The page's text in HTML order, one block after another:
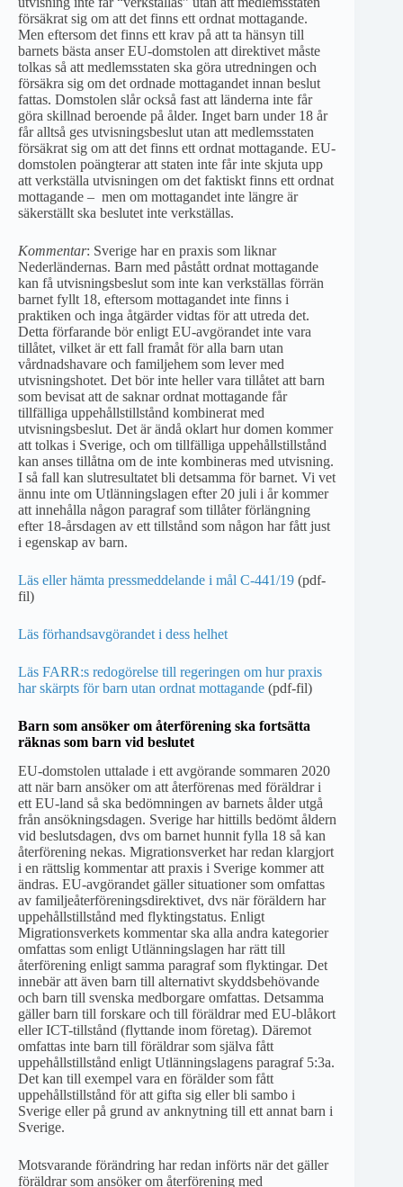
försäkrat sig om att det finns ett ordnat mottagande.
Men eftersom det finns ett krav på att ta hänsyn till
barnets bästa anser EU-domstolen att direktivet måste
tolkas så att medlemsstaten ska göra utredningen och
försäkra sig om det ordnade mottagandet innan beslut
fattas. Domstolen slår också fast att länderna inte får
göra skillnad beroende på ålder. Inget barn under 18 år
får alltså ges utvisningsbeslut utan att medlemsstaten
försäkrat sig om att det finns ett ordnat mottagande. EU-
domstolen poängterar att staten inte får inte skjuta upp
att verkställa utvisningen om det faktiskt finns ett ordnat
mottagande – men om mottagandet inte längre är
säkerställt ska beslutet inte verkställas.
Kommentar: Sverige har en praxis som liknar
Nederländernas. Barn med påstått ordnat mottagande
kan få utvisningsbeslut som inte kan verkställas förrän
barnet fyllt 18, eftersom mottagandet inte finns i
praktiken och inga åtgärder vidtas för att utreda det.
Detta förfarande bör enligt EU-avgörandet inte vara
tillåtet, vilket är ett fall framåt för alla barn utan
vårdnadshavare och familjehem som lever med
utvisningshotet. Det bör inte heller vara tillåtet att barn
som bevisat att de saknar ordnat mottagande får
tillfälliga uppehållstillstånd kombinerat med
utvisningsbeslut. Det är ändå oklart hur domen kommer
att tolkas i Sverige, och om tillfälliga uppehållstillstånd
kan anses tillåtna om de inte kombineras med utvisning.
I så fall kan slutresultatet bli detsamma för barnet. Vi vet
ännu inte om Utlänningslagen efter 20 juli i år kommer
att innehålla någon paragraf som tillåter förlängning
efter 18-årsdagen av ett tillstånd som någon har fått just
i egenskap av barn.
Läs eller hämta pressmeddelande i mål C-441/19 (pdf-
fil)
Läs förhandsavgörandet i dess helhet
Läs FARR:s redogörelse till regeringen om hur praxis
har skärpts för barn utan ordnat mottagande (pdf-fil)
Barn som ansöker om återförening ska fortsätta
räknas som barn vid beslutet
EU-domstolen uttalade i ett avgörande sommaren 2020
att när barn ansöker om att återförenas med föräldrar i
ett EU-land så ska bedömningen av barnets ålder utgå
från ansökningsdagen. Sverige har hittills bedömt åldern
vid beslutsdagen, dvs om barnet hunnit fylla 18 så kan
återförening nekas. Migrationsverket har redan klargjort
i en rättslig kommentar att praxis i Sverige kommer att
ändras. EU-avgörandet gäller situationer som omfattas
av familjeåterföreningsdirektivet, dvs när föräldern har
uppehållstillstånd med flyktingstatus. Enligt
Migrationsverkets kommentar ska alla andra kategorier
omfattas som enligt Utlänningslagen har rätt till
återförening enligt samma paragraf som flyktingar. Det
innebär att även barn till alternativt skyddsbehövande
och barn till svenska medborgare omfattas. Detsamma
gäller barn till forskare och till föräldrar med EU-blåkort
eller ICT-tillstånd (flyttande inom företag). Däremot
omfattas inte barn till föräldrar som själva fått
uppehållstillstånd enligt Utlänningslagens paragraf 5:3a.
Det kan till exempel vara en förälder som fått
uppehållstillstånd för att gifta sig eller bli sambo i
Sverige eller på grund av anknytning till ett annat barn i
Sverige.
Motsvarande förändring har redan införts när det gäller
föräldrar som ansöker om återförening med